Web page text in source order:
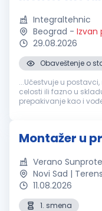
Integraltehnic
Beograd - Izvan
29.08.2026
Obaveštenje o
...Učestvuje u postavci,
celosti ili fazno u
prepakivanje kao i
Montažer u
Verano
Novi Sad |
11.08.2026
1. smena